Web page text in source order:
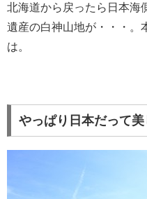
北海道から戻ったら日本海
遺産の白神山地が・・・。
は。
やっぱり日本だって美